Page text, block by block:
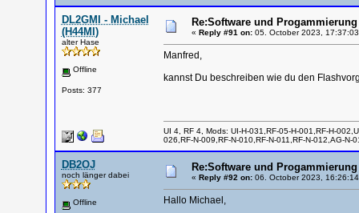
DL2GMI - Michael
(H44MI)
alter Hase
Offline
Posts: 377
Re:Software und
« Reply #91 on:05. October 2023,
Manfred,
kannst Du beschreiben wie du den
UI 4, RF 4, Mods: UI-H-031,RF-05-H-001,RF-H-
026,RF-N-009,RF-N-010,RF-N-011,RF-N-012,AG-N-
DB2OJ
noch länger dabei
Offline
Re:Software und
« Reply #92 on:06. October 2023,
Hallo Michael,